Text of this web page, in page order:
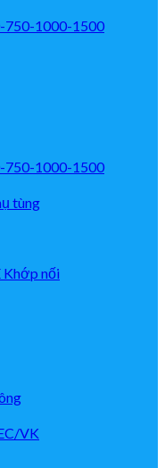
750-1000-1500
750-1000-1500
tùng
Khớp nối
VK